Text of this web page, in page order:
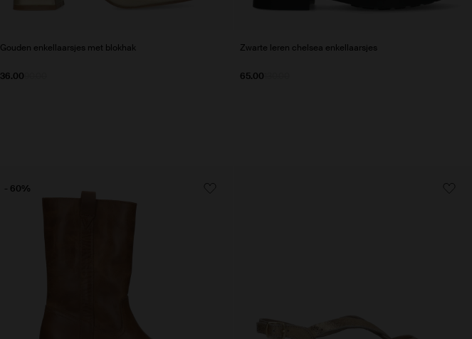
Gouden enkellaarsjes met blokhak
36.00
Zwarte leren chelsea enkellaarsjes
65.00
- 60%